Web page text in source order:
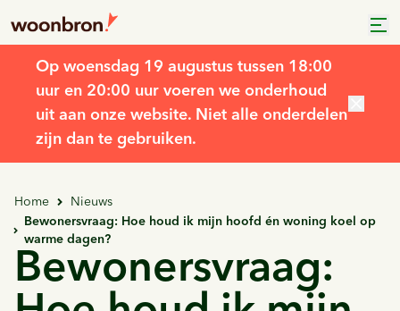
Op woensdag 19 augustus tussen 18:00
uur en 20:00 uur voeren we onderhoud
uit aan onze website. Niet alle onderdelen
zijn dan te gebruiken.
Home
Nieuws
Bewonersvraag: Hoe houd ik mijn hoofd én woning koel op
warme dagen?
Bewonersvraag: